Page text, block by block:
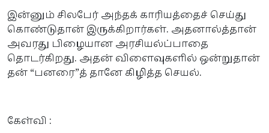
இன்னும் சிலபேர் அந்தக் காரியத்தைச் செய்து
கொண்டுதான் இருக்கிறார்கள். அதனால்த்தான்
அவரது பிழையான அரசியல்ப்பாதை
தொடர்கிறது. அதன் விளைவுகளில் ஒன்றுதான்
தன் “பனரை”த் தானே கிழித்த செயல்.
கேள்வி :